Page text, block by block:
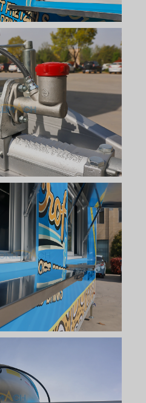
Čeština
Slovenščina
Dansk
Српски језик
Norsk nynorsk
Maori
Eesti
Български
Nederlands (België)
हिन्दी
Norsk bokmål
Slovenčina
Svenska